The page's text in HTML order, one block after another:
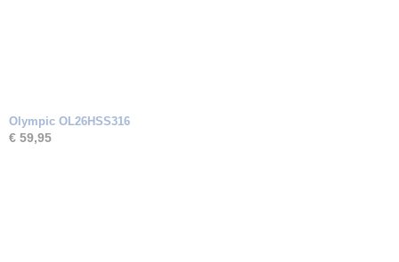
Olympic OL26HSS316
€ 59,95